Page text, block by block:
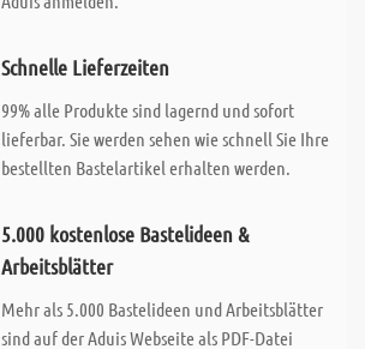
Schnelle Lieferzeiten
99% alle Produkte sind lagernd und sofort
lieferbar. Sie werden sehen wie schnell Sie Ihre
bestellten Bastelartikel erhalten werden.
5.000 kostenlose Bastelideen &
Arbeitsblätter
Mehr als 5.000 Bastelideen und Arbeitsblätter
sind auf der Aduis Webseite als PDF-Datei